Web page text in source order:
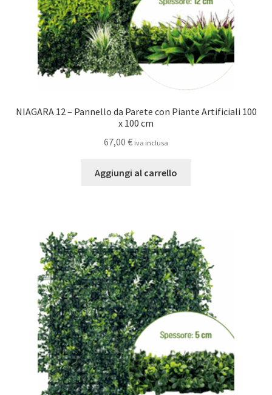
NIAGARA 12 – Pannello da Parete con Piante Artificiali 100
x 100 cm
67,00 € iva inclusa
Aggiungi al carrello